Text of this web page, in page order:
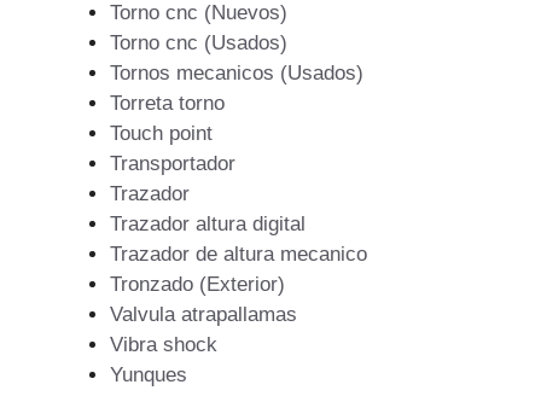
Torno cnc (Nuevos)
Torno cnc (Usados)
Tornos mecanicos (Usados)
Torreta torno
Touch point
Transportador
Trazador
Trazador altura digital
Trazador de altura mecanico
Tronzado (Exterior)
Valvula atrapallamas
Vibra shock
Yunques